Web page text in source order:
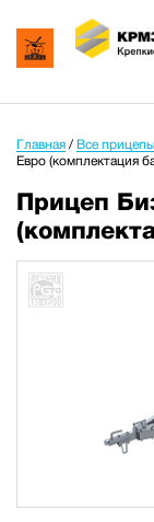
Главная / Все прицепы
Евро (комплектация
Прицеп